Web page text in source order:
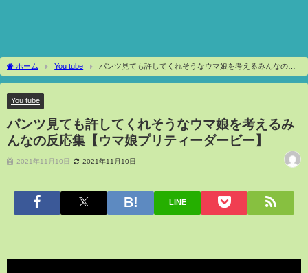
ホーム You tube
パンツ見ても許してくれそうなウマ娘を考えるみんなの反
応集【ウマ娘プリティーダービー】
You tube
パンツ見ても許してくれそうなウマ娘を考えるみ
んなの反応集【ウマ娘プリティーダービー】
2021年11月10日 2021年11月10日
LINE